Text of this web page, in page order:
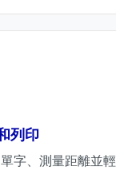
列印
字、測量距離並